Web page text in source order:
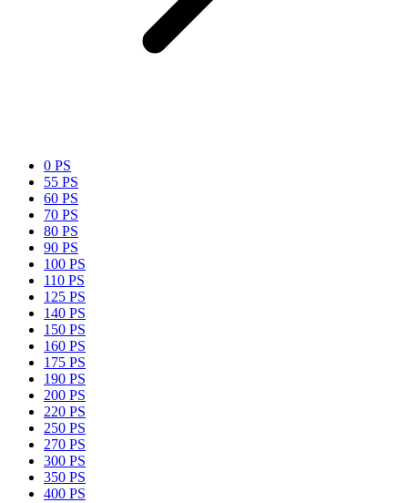
0 PS
55 PS
60 PS
70 PS
80 PS
90 PS
100 PS
110 PS
125 PS
140 PS
150 PS
160 PS
175 PS
190 PS
200 PS
220 PS
250 PS
270 PS
300 PS
350 PS
400 PS